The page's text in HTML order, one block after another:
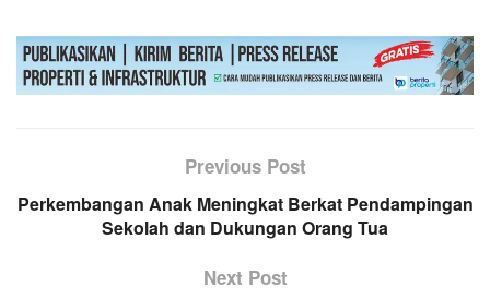
Previous Post
Perkembangan Anak Meningkat Berkat Pendampingan
Sekolah dan Dukungan Orang Tua
Next Post